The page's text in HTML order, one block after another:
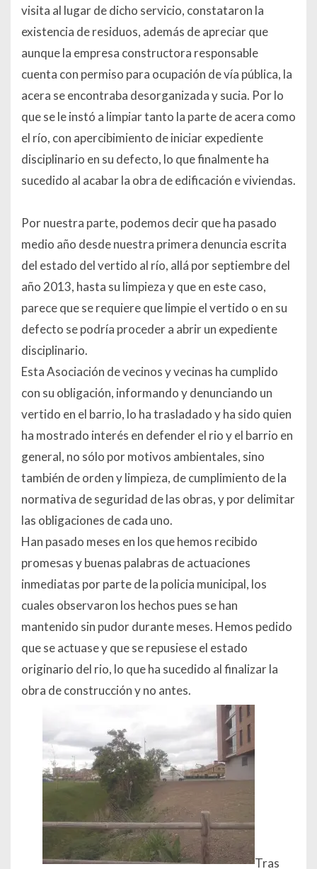
visita al lugar de dicho servicio, constataron la
existencia de residuos, además de apreciar que
aunque la empresa constructora responsable
cuenta con permiso para ocupación de vía pública, la
acera se encontraba desorganizada y sucia. Por lo
que se le instó a limpiar tanto la parte de acera como
el río, con apercibimiento de iniciar expediente
disciplinario en su defecto, lo que finalmente ha
sucedido al acabar la obra de edificación e viviendas.
Por nuestra parte, podemos decir que ha pasado
medio año desde nuestra primera denuncia escrita
del estado del vertido al río, allá por septiembre del
año 2013, hasta su limpieza y que en este caso,
parece que se requiere que limpie el vertido o en su
defecto se podría proceder a abrir un expediente
disciplinario.
Esta Asociación de vecinos y vecinas ha cumplido
con su obligación, informando y denunciando un
vertido en el barrio, lo ha trasladado y ha sido quien
ha mostrado interés en defender el rio y el barrio en
general, no sólo por motivos ambientales, sino
también de orden y limpieza, de cumplimiento de la
normativa de seguridad de las obras, y por delimitar
las obligaciones de cada uno.
Han pasado meses en los que hemos recibido
promesas y buenas palabras de actuaciones
inmediatas por parte de la policia municipal, los
cuales observaron los hechos pues se han
mantenido sin pudor durante meses. Hemos pedido
que se actuase y que se repusiese el estado
originario del rio, lo que ha sucedido al finalizar la
obra de construcción y no antes.
Tras